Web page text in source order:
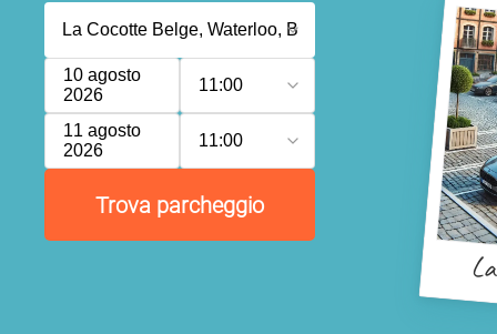
10 agosto
2026
11:00
11 agosto
2026
11:00
Trova parcheggio